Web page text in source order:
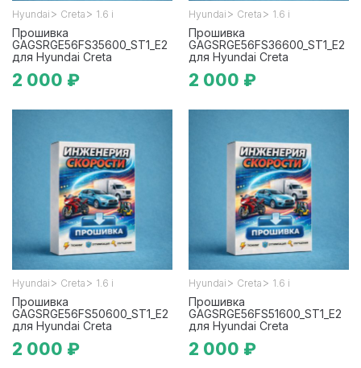
Hyundai > Creta > 1.6 i
Прошивка
GAGSRGE56FS35600_ST1_E2
для Hyundai Creta
2 000 ₽
Hyundai > Creta > 1.6 i
Прошивка
GAGSRGE56FS36600_ST1_E2
для Hyundai Creta
2 000 ₽
Hyundai > Creta > 1.6 i
Прошивка
GAGSRGE56FS50600_ST1_E2
для Hyundai Creta
2 000 ₽
Hyundai > Creta > 1.6 i
Прошивка
GAGSRGE56FS51600_ST1_E2
для Hyundai Creta
2 000 ₽